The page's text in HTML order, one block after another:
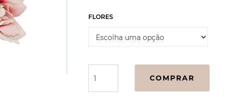
FLORES
(piranha)
4
COMPRAR